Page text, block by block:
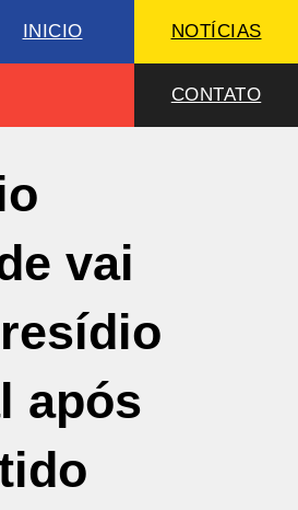
INICIO NOTÍCIAS
CONTATO
vai
após